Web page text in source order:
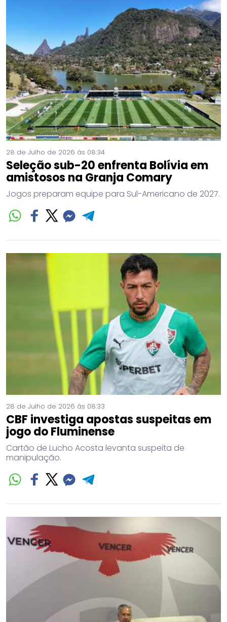
28 de Julho de 2026 às 08:34
Seleção sub-20 enfrenta Bolívia em
amistosos na Granja Comary
Jogos preparam equipe para Sul-Americano de 2027.
28 de Julho de 2026 às 08:33
CBF investiga apostas suspeitas em
jogo do Fluminense
Cartão de Lucho Acosta levanta suspeita de
manipulação.